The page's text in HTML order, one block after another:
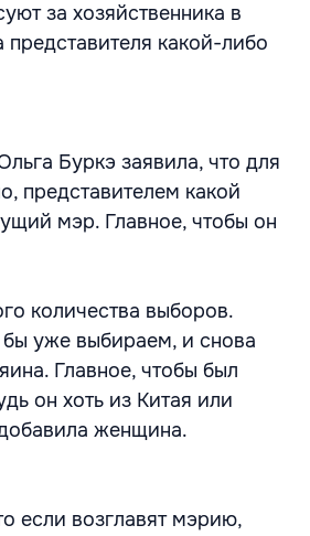
за хозяйственника в
представителя какой-либо
Буркэ заявила, что для
представителем какой
мэр. Главное, чтобы он
количества выборов.
уже выбираем, и снова
Главное, чтобы был
он хоть из Китая или
женщина.
если возглавят мэрию,